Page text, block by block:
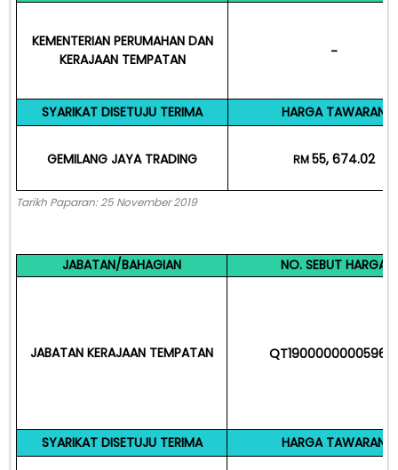
KEMENTERIAN PERUMAHAN DAN
KERAJAAN TEMPATAN
-
SYARIKAT DISETUJU TERIMA HARGA TAWARAN
GEMILANG JAYA TRADING RM55, 674.02
Tarikh Paparan: 25 November 2019
JABATAN/BAHAGIAN NO. SEBUT HARGA
JABATAN KERAJAAN TEMPATAN QT190000000059617
SYARIKAT DISETUJU TERIMA HARGA TAWARAN